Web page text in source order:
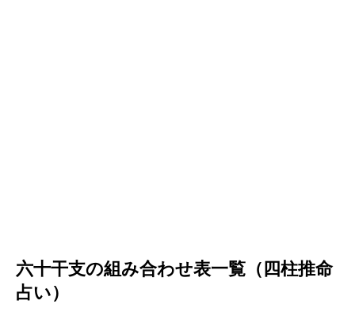
六十干支の組み合わせ表一覧（四柱推命
占い）